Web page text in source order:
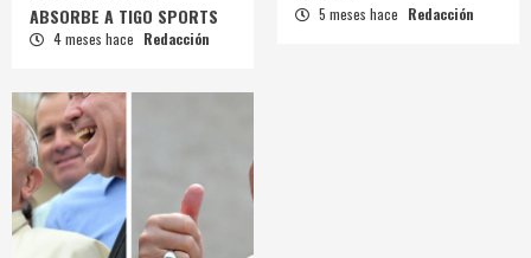
ABSORBE A TIGO SPORTS
4 meses hace Redacción
5 meses hace Redacción